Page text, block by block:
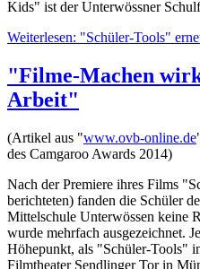
Kids" ist der Unterwössner
Weiterlesen: "Schüler-Tools"
"Filme-Machen
Arbeit"
(Artikel aus "www.ovb-online.de
des Camgaroo Awards 2014)
Nach der Premiere ihres Films
berichteten) fanden die Schüler
Mittelschule Unterwössen keine
wurde mehrfach ausgezeichnet.
Höhepunkt, als "Schüler-Tools"
Filmtheater Sendlinger Tor in